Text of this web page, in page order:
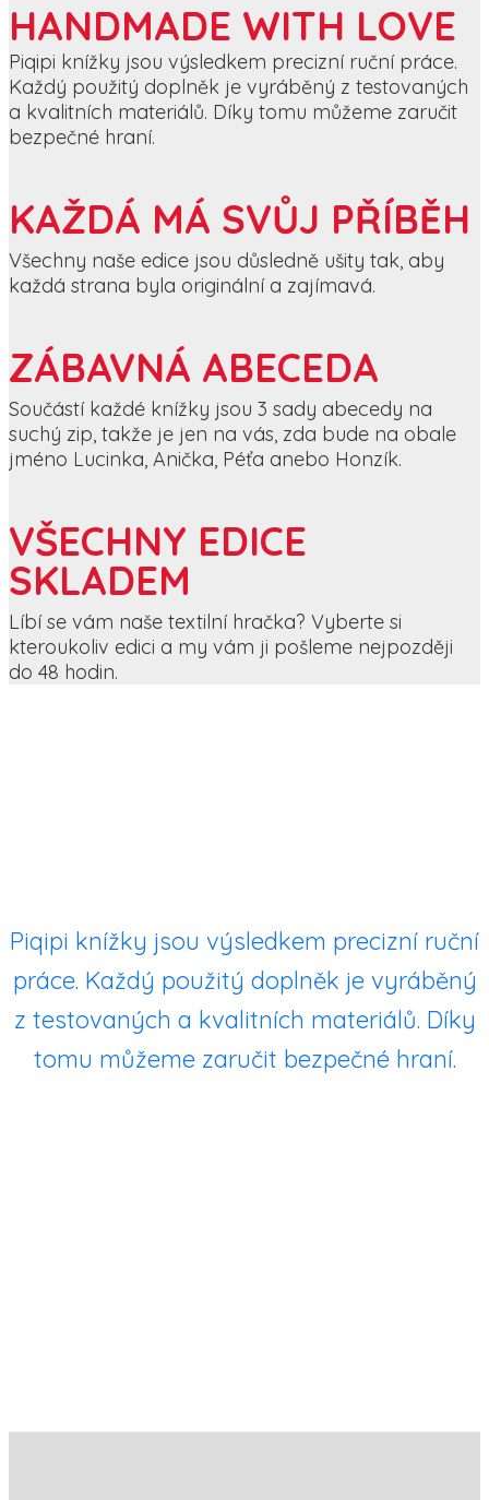
HANDMADE WITH LOVE
Piqipi knížky jsou výsledkem precizní ruční práce.
Každý použitý doplněk je vyráběný z testovaných
a kvalitních materiálů. Díky tomu můžeme zaručit
bezpečné hraní.
KAŽDÁ MÁ SVŮJ PŘÍBĚH
Všechny naše edice jsou důsledně ušity tak, aby
každá strana byla originální a zajímavá.
ZÁBAVNÁ ABECEDA
Součástí každé knížky jsou 3 sady abecedy na
suchý zip, takže je jen na vás, zda bude na obale
jméno Lucinka, Anička, Péťa anebo Honzík.
VŠECHNY EDICE
SKLADEM
Líbí se vám naše textilní hračka? Vyberte si
kteroukoliv edici a my vám ji pošleme nejpozději
do 48 hodin.
Piqipi knížky jsou výsledkem precizní ruční
práce. Každý použitý doplněk je vyráběný
z testovaných a kvalitních materiálů. Díky
tomu můžeme zaručit bezpečné hraní.